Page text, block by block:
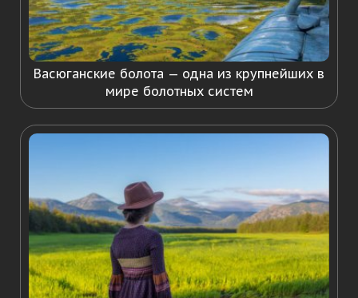
Васюганские болота — одна из крупнейших в
мире болотных систем